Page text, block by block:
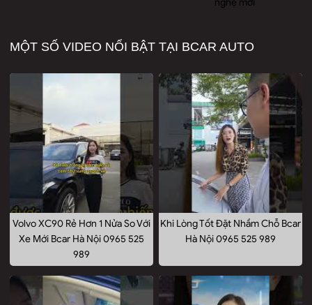
MỘT SỐ VIDEO NỔI BẬT TẠI BCAR AUTO
Volvo XC90 Rẻ Hơn 1 Nửa So Với
Xe Mới Bcar Hà Nội 0965 525
989
Khi Lòng Tốt Đặt Nhầm Chỗ Bcar
Hà Nội 0965 525 989